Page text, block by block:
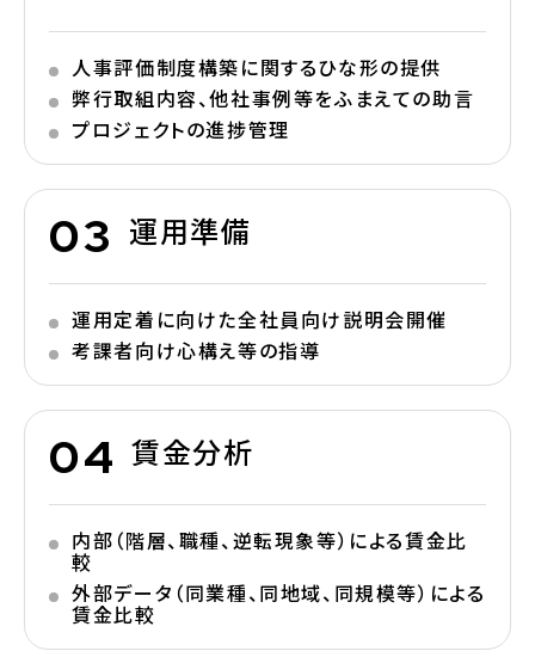
人事評価制度構築に関するひな形の提供
弊行取組内容、他社事例等をふまえての助言
プロジェクトの進捗管理
運用準備
運用定着に向けた全社員向け説明会開催
考課者向け心構え等の指導
賃金分析
内部（階層、職種、逆転現象等）による賃金比
較
外部データ（同業種、同地域、同規模等）による
賃金比較